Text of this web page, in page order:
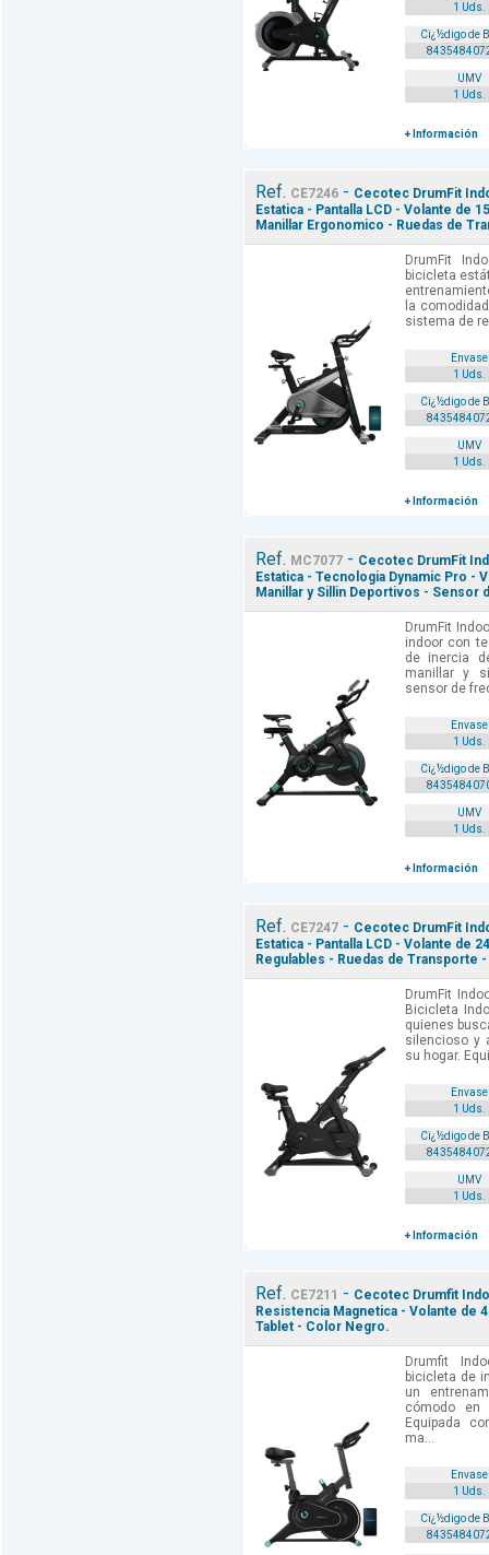
1 Uds.
Cï¿½digo de
UMV
1 Uds.
+ Información
Ref. CE7246- Cecotec DrumFit
Estatica - Pantalla LCD - Volante de
Manillar Ergonomico - Ruedas de
DrumFit
bicicleta
la
sistema de
Envase
1 Uds.
Cï¿½digo de
UMV
1 Uds.
+ Información
Ref. MC7077- Cecotec DrumFit
Estatica - Tecnologia Dynamic Pro -
Manillar y Sillin Deportivos - Sensor
DrumFit
indoor con
de inercia
manillar y
sensor de
Envase
1 Uds.
Cï¿½digo de
UMV
1 Uds.
+ Información
Ref. CE7247- Cecotec DrumFit
Estatica - Pantalla LCD - Volante de
Regulables - Ruedas de Transporte
DrumFit
Bicicleta
quienes
silencioso y
su hogar.
Envase
1 Uds.
Cï¿½digo de
UMV
1 Uds.
+ Información
Ref. CE7211 - Cecotec Drumfit
Resistencia Magnetica - Volante de
Tablet - Color Negro.
Drumfit
bicicleta de
un
cómodo
Equipada
ma...
Envase
1 Uds.
Cï¿½digo de